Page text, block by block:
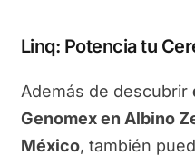
Linq: Potencia tu
Además de descubrir
Genomex en Albino
México, también